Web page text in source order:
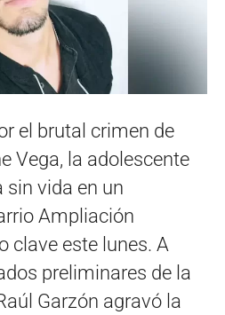
el brutal crimen de
Vega, la adolescente
sin vida en un
Ampliación
clave este lunes. A
preliminares de la
Garzón agravó la